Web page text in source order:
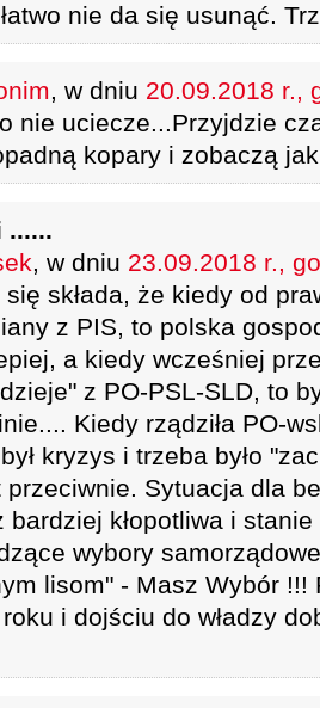
nie da się usunąć.
, w dniu 20.09.2018 r.,
nie uciecze...Przyjdzie
kopary i zobaczą
......
, w dniu 23.09.2018 r.,
składa, że kiedy od
z PIS, to polska
a kiedy wcześniej
z PO-PSL-SLD, to
Kiedy rządziła PO-
kryzys i trzeba było
Sytuacja dla
bardziej kłopotliwa i
wybory
lisom" - Masz Wybór !!!
i dojściu do władzy